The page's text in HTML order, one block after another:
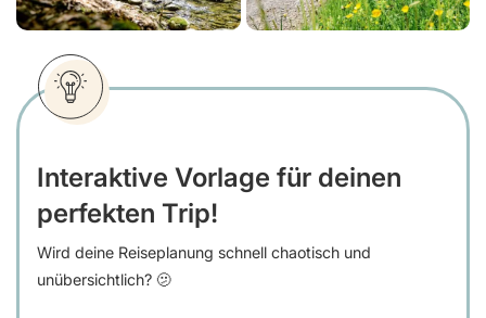
Interaktive Vorlage für deinen
perfekten Trip!
Wird deine Reiseplanung schnell chaotisch und
unübersichtlich? 🫤